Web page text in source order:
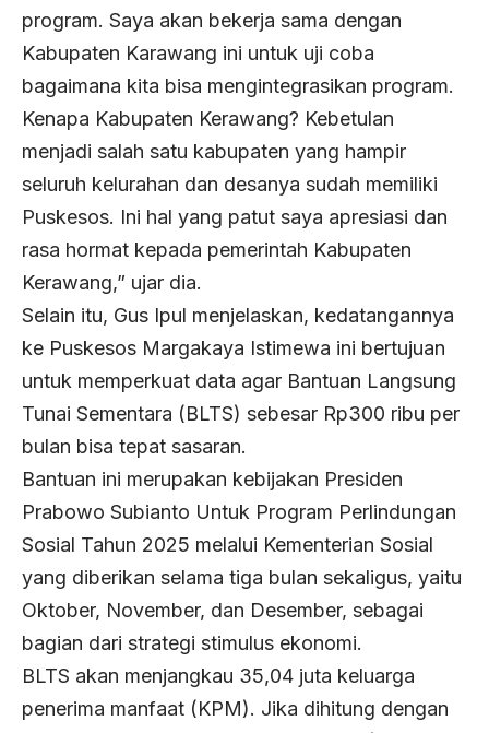
program. Saya akan bekerja sama dengan
Kabupaten Karawang ini untuk uji coba
bagaimana kita bisa mengintegrasikan program.
Kenapa Kabupaten Kerawang? Kebetulan
menjadi salah satu kabupaten yang hampir
seluruh kelurahan dan desanya sudah memiliki
Puskesos. Ini hal yang patut saya apresiasi dan
rasa hormat kepada pemerintah Kabupaten
Kerawang,” ujar dia.
Selain itu, Gus Ipul menjelaskan, kedatangannya
ke Puskesos Margakaya Istimewa ini bertujuan
untuk memperkuat data agar Bantuan Langsung
Tunai Sementara (BLTS) sebesar Rp300 ribu per
bulan bisa tepat sasaran.
Bantuan ini merupakan kebijakan Presiden
Prabowo Subianto Untuk Program Perlindungan
Sosial Tahun 2025 melalui Kementerian Sosial
yang diberikan selama tiga bulan sekaligus, yaitu
Oktober, November, dan Desember, sebagai
bagian dari strategi stimulus ekonomi.
BLTS akan menjangkau 35,04 juta keluarga
penerima manfaat (KPM). Jika dihitung dengan